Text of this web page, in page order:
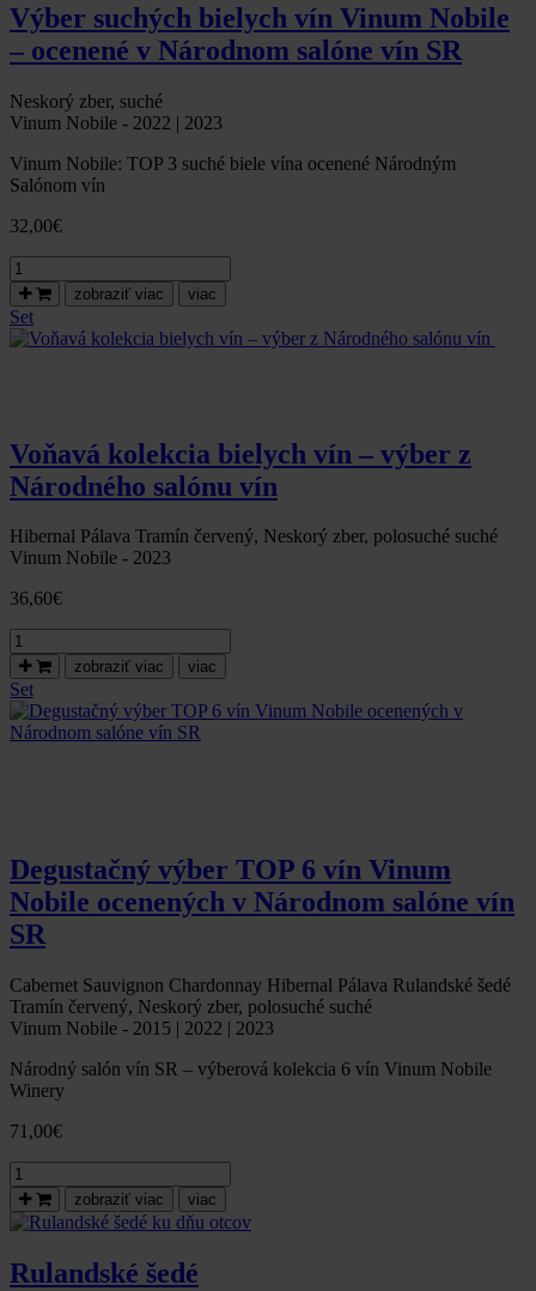
Výber suchých bielych vín Vinum Nobile
– ocenené v Národnom salóne vín SR
Neskorý zber, suché
Vinum Nobile - 2022 | 2023
Vinum Nobile: TOP 3 suché biele vína ocenené Národným
Salónom vín
32,00€
množstvo
Výber
suchých
bielych
vín
v
Národnom
salóne
SR
zobraziť viac viac
Set
Voňavá kolekcia bielych vín – výber z
Národného salónu vín
Hibernal Pálava Tramín červený, Neskorý zber, polosuché suché
Vinum Nobile - 2023
36,60€
množstvo
Voňavá
kolekcia
bielych
vín
–
zobraziť viac viac
Set
Degustačný výber TOP 6 vín Vinum
Nobile ocenených v Národnom salóne vín
SR
Cabernet Sauvignon Chardonnay Hibernal Pálava Rulandské šedé
Tramín červený, Neskorý zber, polosuché suché
Vinum Nobile - 2015 | 2022 | 2023
Národný salón vín SR – výberová kolekcia 6 vín Vinum Nobile
Winery
71,00€
množstvo
Degustačný
výber
TOP
vín
zobraziť viac viac
Rulandské šedé